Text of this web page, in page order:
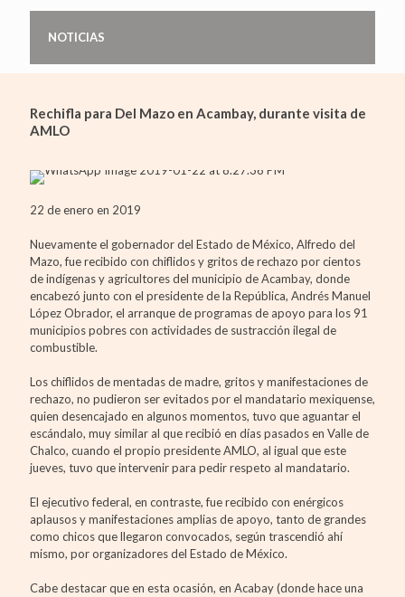
NOTICIAS
Rechifla para Del Mazo en Acambay, durante visita de
AMLO
22 de enero en 2019
Nuevamente el gobernador del Estado de México, Alfredo del
Mazo, fue recibido con chiflidos y gritos de rechazo por cientos
de indígenas y agricultores del municipio de Acambay, donde
encabezó junto con el presidente de la República, Andrés Manuel
López Obrador, el arranque de programas de apoyo para los 91
municipios pobres con actividades de sustracción ilegal de
combustible.
Los chiflidos de mentadas de madre, gritos y manifestaciones de
rechazo, no pudieron ser evitados por el mandatario mexiquense,
quien desencajado en algunos momentos, tuvo que aguantar el
escándalo, muy similar al que recibió en días pasados en Valle de
Chalco, cuando el propio presidente AMLO, al igual que este
jueves, tuvo que intervenir para pedir respeto al mandatario.
El ejecutivo federal, en contraste, fue recibido con enérgicos
aplausos y manifestaciones amplias de apoyo, tanto de grandes
como chicos que llegaron convocados, según trascendió ahí
mismo, por organizadores del Estado de México.
Cabe destacar que en esta ocasión, en Acabay (donde hace una